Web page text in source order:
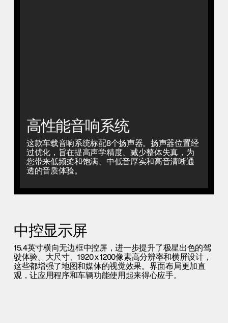
高性能音响系统
这款车载音响系统标配8个扬声器。扬声器位置经
过优化，旨在提高声学精度、减少整体失真，为
您带来低频柔和饱满、中低音厚实和高音清晰通
透的音质体验。
中控显示屏
15.4英寸横向无边框中控屏，进一步提升了极星出色的驾
驶体验。大尺寸、1920 x 1200像素高分辨率和横屏设计，
这些都增强了地图和媒体的视觉效果。界面布局更加直
观，让应用程序和车辆功能使用起来得心应手。